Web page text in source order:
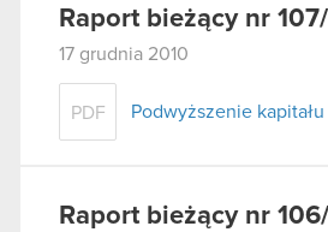
Raport bieżący nr
17 grudnia 2010
PDF Podwyższenie
Raport bieżący nr